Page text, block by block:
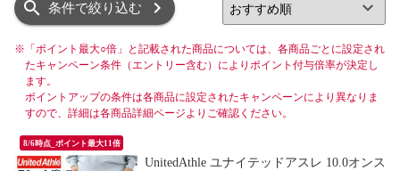
条件で絞り込む
※ 「ポイント最大○倍」と記載された商品については、各商品ごとに設定され
たキャンペーン条件（エントリー含む）によりポイント付与倍率が決定し
ます。
ポイントアップの条件は各商品に設定されたキャンペーンにより異なりま
すので、詳細は各商品詳細ページよりご確認ください。
8/6時点_ポイント最大11倍
UnitedAthle ユナイテッドアスレ 10.0オンス